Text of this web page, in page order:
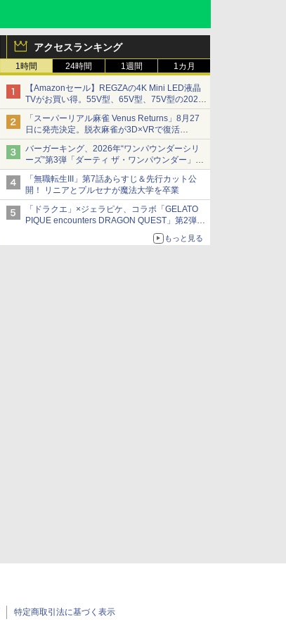
アクセスランキング
1時間 24時間 1週間 1カ月
【Amazonセール】REGZAの4K Mini LED液晶
TVがお買い得。55V型、65V型、75V型の2026
年モデルがラインナップ
「スーパーリアル麻雀 Venus Returns」8月27
日に発売決定。脱衣麻雀が3D×VRで復活
発売から2週間は20%オフになるセールが実施
バーガーキング、2026年“ワンパウンダーシリ
ーズ”第3弾「ダーティ ザ・ワンパウンダー」を
8月7日発売
「特製ガーリックマヨソース」を使用した超大
型チーズバーガー
「無職転生III」第7話あらすじ＆先行カット公
開！ リニアとプルセナが魔法大学を卒業
「ドラクエ」×ジェラピケ、コラボ「GELATO
PIQUE encounters DRAGON QUEST」第2弾が
アイスカップに入ったスライムやわたぼう、ベ
もっと見る
特定商取引法に基づく表示